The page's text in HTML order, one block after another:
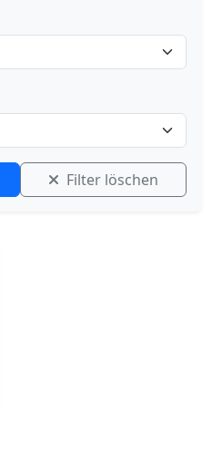
Filter löschen